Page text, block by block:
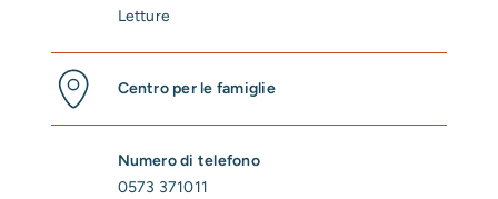
Letture
Centro per le famiglie
Numero di telefono
0573 371011